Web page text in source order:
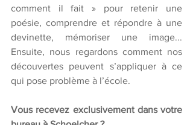
comment il fait » pour retenir une
poésie, comprendre et répondre à une
devinette, mémoriser une image...
Ensuite, nous regardons comment nos
découvertes peuvent s’appliquer à ce
qui pose problème à l’école.
Vous recevez exclusivement dans votre